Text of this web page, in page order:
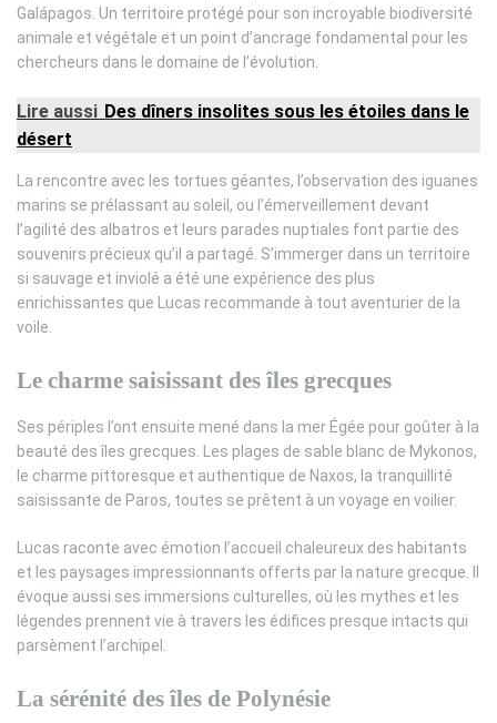
Galápagos. Un territoire protégé pour son incroyable biodiversité
animale et végétale et un point d’ancrage fondamental pour les
chercheurs dans le domaine de l’évolution.
Lire aussi Des dîners insolites sous les étoiles dans le
désert
La rencontre avec les tortues géantes, l’observation des iguanes
marins se prélassant au soleil, ou l’émerveillement devant
l’agilité des albatros et leurs parades nuptiales font partie des
souvenirs précieux qu’il a partagé. S’immerger dans un territoire
si sauvage et inviolé a été une expérience des plus
enrichissantes que Lucas recommande à tout aventurier de la
voile.
Le charme saisissant des îles grecques
Ses périples l’ont ensuite mené dans la mer Égée pour goûter à la
beauté des îles grecques. Les plages de sable blanc de Mykonos,
le charme pittoresque et authentique de Naxos, la tranquillité
saisissante de Paros, toutes se prêtent à un voyage en voilier.
Lucas raconte avec émotion l’accueil chaleureux des habitants
et les paysages impressionnants offerts par la nature grecque. Il
évoque aussi ses immersions culturelles, où les mythes et les
légendes prennent vie à travers les édifices presque intacts qui
parsèment l’archipel.
La sérénité des îles de Polynésie